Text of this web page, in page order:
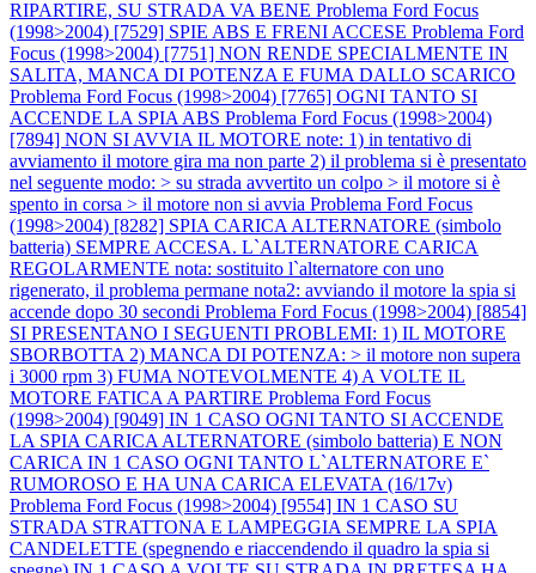
RIPARTIRE, SU STRADA VA BENE Problema Ford Focus
(1998>2004) [7529] SPIE ABS E FRENI ACCESE Problema Ford
Focus (1998>2004) [7751] NON RENDE SPECIALMENTE IN
SALITA, MANCA DI POTENZA E FUMA DALLO SCARICO
Problema Ford Focus (1998>2004) [7765] OGNI TANTO SI
ACCENDE LA SPIA ABS Problema Ford Focus (1998>2004)
[7894] NON SI AVVIA IL MOTORE note: 1) in tentativo di
avviamento il motore gira ma non parte 2) il problema si è presentato
nel seguente modo: > su strada avvertito un colpo > il motore si è
spento in corsa > il motore non si avvia Problema Ford Focus
(1998>2004) [8282] SPIA CARICA ALTERNATORE (simbolo
batteria) SEMPRE ACCESA. L`ALTERNATORE CARICA
REGOLARMENTE nota: sostituito l`alternatore con uno
rigenerato, il problema permane nota2: avviando il motore la spia si
accende dopo 30 secondi Problema Ford Focus (1998>2004) [8854]
SI PRESENTANO I SEGUENTI PROBLEMI: 1) IL MOTORE
SBORBOTTA 2) MANCA DI POTENZA: > il motore non supera
i 3000 rpm 3) FUMA NOTEVOLMENTE 4) A VOLTE IL
MOTORE FATICA A PARTIRE Problema Ford Focus
(1998>2004) [9049] IN 1 CASO OGNI TANTO SI ACCENDE
LA SPIA CARICA ALTERNATORE (simbolo batteria) E NON
CARICA IN 1 CASO OGNI TANTO L`ALTERNATORE E`
RUMOROSO E HA UNA CARICA ELEVATA (16/17v)
Problema Ford Focus (1998>2004) [9554] IN 1 CASO SU
STRADA STRATTONA E LAMPEGGIA SEMPRE LA SPIA
CANDELETTE (spegnendo e riaccendendo il quadro la spia si